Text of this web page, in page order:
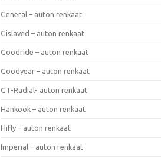
General – auton renkaat
Gislaved – auton renkaat
Goodride – auton renkaat
Goodyear – auton renkaat
GT-Radial- auton renkaat
Hankook – auton renkaat
Hifly – auton renkaat
Imperial – auton renkaat